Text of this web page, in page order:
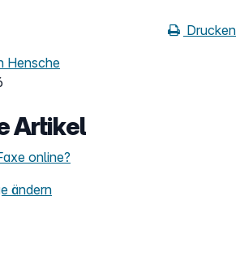
Drucken
Hensche
Artikel
online?
ändern